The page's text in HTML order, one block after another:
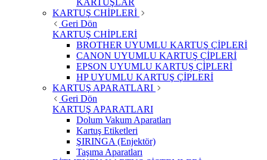
KARTUŞLAR
KARTUŞ CHİPLERİ
Geri Dön
KARTUŞ CHİPLERİ
BROTHER UYUMLU KARTUŞ ÇİPLERİ
CANON UYUMLU KARTUŞ ÇİPLERİ
EPSON UYUMLU KARTUŞ ÇİPLERİ
HP UYUMLU KARTUŞ ÇİPLERİ
KARTUŞ APARATLARI
Geri Dön
KARTUŞ APARATLARI
Dolum Vakum Aparatları
Kartuş Etiketleri
ŞIRINGA (Enjektör)
Taşıma Aparatları